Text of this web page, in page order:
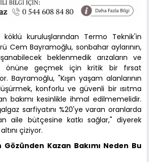
kuruluşlarından Termo Teknik'in
Cem Bayramoğlu, sonbahar aylarının,
beklenmedik arızaların ve
önüne geçmek için kritik bir fırsat
Bayramoğlu, "Kışın yaşam alanlarının
konforlu ve güvenli bir ısıtma
bakımı kesinlikle ihmal edilmemelidir.
sarfiyatını %20'ye varan oranlarda
aile bütçesine katkı sağlar," diyerek
çiziyor.
Gözünden Kazan Bakımı Neden Bu